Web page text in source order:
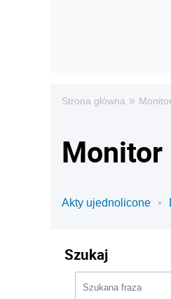
Strona główna »
Monitor
Akty ujednolicone
Szukaj